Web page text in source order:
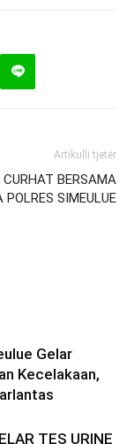
Artikulli tjetër
CURHAT BERSAMA
POLRES SIMEULUE
Gelar
Kecelakaan,
TES URINE